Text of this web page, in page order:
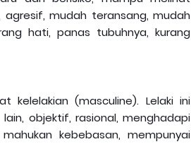
agresif, mudah teransang, mudah
hati, panas tubuhnya, kurang
kelelakian (masculine). Lelaki ini
objektif, rasional, menghadapi
kebebasan, mempunyai